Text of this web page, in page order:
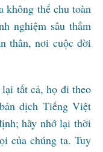
không thể chu toàn
nghiệm sâu thẳm
thân, nơi cuộc đời
tất cả, họ đi theo
dịch Tiếng Việt
hãy nhớ lại thời
của chúng ta. Tuy